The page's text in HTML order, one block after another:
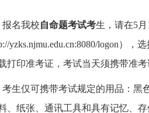
报名我校自命题考试考生，请在5
yzks.njmu.edu.cn:8080/logon）
打印准考证，考试当天须携带准考
考生仅可携带考试规定的用品：黑
、纸张、通讯工具和具有记忆、